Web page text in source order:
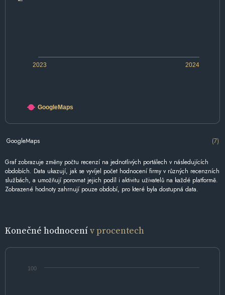
2023 2024
GoogleMaps
GoogleMaps (7)
Graf zobrazuje změny počtu recenzí na jednotlivých portálech v následujících
obdobích. Data ukazují, jak se vyvíjel počet hodnocení firmy v různých recenzních
službách, a umožňují porovnat jejich podíl i aktivitu uživatelů na každé platformě.
Zobrazené hodnoty zahrnují pouze období, pro které byla dostupná data.
Konečné hodnocenív procentech
100